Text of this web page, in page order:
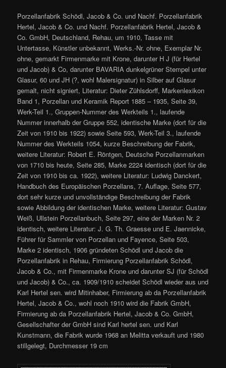
Porzellanfabrik Schödl, Jacob & Co. und Nachf. Porzellanfabrik
Hertel, Jacob & Co. und Nachf. Porzellanfabrik Hertel, Jacob &
Co. GmbH, Deutschland, Rehau, um 1910, Tasse mit
Untertasse, Künstler unbekannt, Werks.-Nr. ohne, Exemplar Nr.
ohne, gemarkt Firmenmarke mit Krone, darunter H J (für Hertel
und Jacob) & Co, darunter BAVARIA dunkelgrüner Stempel unter
Glasur, 60 und JH (?, wohl Malersignatur) in Silber auf Glasur
gemalt, nicht signiert, Literatur: Dieter Zühlsdorff, Markenlexikon
Band 1, Porzellan und Keramik Report 1885 – 1935, Seite 39,
Werk-Teil 1., Gruppen-Nummer des Werkteils 1., laufende
Nummer innerhalb der Gruppe 552, identische Marke (dort für die
Zeit von 1910 bis 1922) sowie Seite 593, Werk-Teil 3., laufende
Nummer des Werkteils 1054, kurze Beschreibung der Fabrik,
weitere Literatur: Robert E. Röntgen, Deutsche Porzellanmarken
von 1710 bis heute, Seite 285, Marke 2224 identisch (dort für die
Zeit von 1910 bis ca. 1922), weitere Literatur: Ludwig Danckert,
Handbuch des Europäischen Porzellans, 7. Auflage, Seite 577,
dort sehr kurze und unvollständige Beschreibung der Fabrik
sowie Abbildung der identischen Marke, weitere Literatur: Gustav
Weiß, Ullstein Porzellanbuch, Seite 297, eine der Marken Nr. 2
identisch, weitere Literatur: J. G. Th. Graesse und E. Jaennicke,
Führer für Sammler von Porzellan und Fayence, Seite 503,
Marke 2 identisch, 1906 gründeten Schödl und Jacob die
Porzellanfabrik in Rehau, Firmierung Porzellanfabrik Schödl,
Jacob & Co., mit Firmenmarke Krone und darunter SJ (für Schödl
und Jacob) & Co., ca. 1909/1910 scheidet Schödl wieder aus und
Karl Hertel sen. wird Mitinhaber, Firmierung ab da Porzellanfabrik
Hertel, Jacob & Co., wohl noch 1910 wird die Fabrik GmbH,
Firmierung ab da Porzellanfabrik Hertel, Jacob & Co. GmbH,
Gesellschafter der GmbH sind Karl hertel sen. und Karl
Kunstmann, die Fabrik wurde 1968 an Melitta verkauft und 1980
stillgelegt, Durchmesser 19 cm